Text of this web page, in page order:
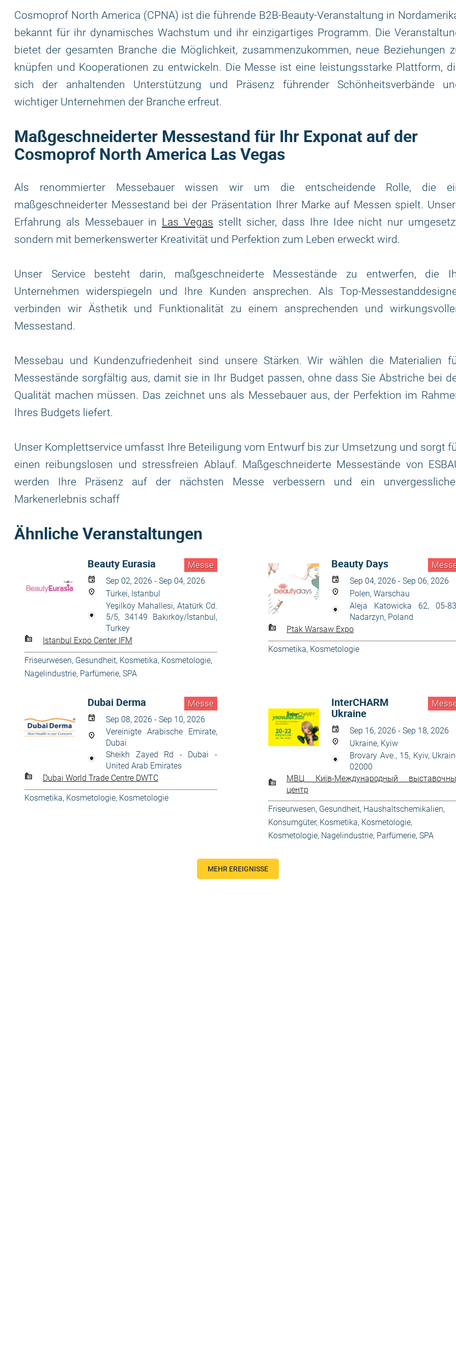
Cosmoprof North America (CPNA) ist die führende B2B-Beauty-Veranstaltung in
bekannt für ihr dynamisches Wachstum und ihr einzigartiges Programm. Die
bietet der gesamten Branche die Möglichkeit, zusammenzukommen, neue Beziehungen
knüpfen und Kooperationen zu entwickeln. Die Messe ist eine leistungsstarke Plattform,
sich der anhaltenden Unterstützung und Präsenz führender Schönheitsverbände
wichtiger Unternehmen der Branche erfreut.
Maßgeschneiderter Messestand für Ihr Exponat auf der
Cosmoprof North America Las Vegas
Als renommierter Messebauer wissen wir um die entscheidende Rolle, die
maßgeschneiderter Messestand bei der Präsentation Ihrer Marke auf Messen spielt.
Erfahrung als Messebauer in Las Vegas stellt sicher, dass Ihre Idee nicht nur
sondern mit bemerkenswerter Kreativität und Perfektion zum Leben erweckt wird.
Unser Service besteht darin, maßgeschneiderte Messestände zu entwerfen, die
Unternehmen widerspiegeln und Ihre Kunden ansprechen. Als Top-
verbinden wir Ästhetik und Funktionalität zu einem ansprechenden und
Messestand.
Messebau und Kundenzufriedenheit sind unsere Stärken. Wir wählen die Materialien
Messestände sorgfältig aus, damit sie in Ihr Budget passen, ohne dass Sie Abstriche bei
Qualität machen müssen. Das zeichnet uns als Messebauer aus, der Perfektion im
Ihres Budgets liefert.
Unser Komplettservice umfasst Ihre Beteiligung vom Entwurf bis zur Umsetzung und sorgt
einen reibungslosen und stressfreien Ablauf. Maßgeschneiderte Messestände von
werden Ihre Präsenz auf der nächsten Messe verbessern und ein
Markenerlebnis schaff
Ähnliche Veranstaltungen
Messe
Beauty Eurasia
Sep 02, 2026 - Sep 04, 2026
Türkei, Istanbul
Yeşilköy Mahallesi, Atatürk Cd.
5/5, 34149 Bakırköy/İstanbul,
Turkey
Istanbul Expo Center IFM
Friseurwesen, Gesundheit, Kosmetika, Kosmetologie,
Nagelindustrie, Parfümerie, SPA
Beauty Days
Sep 04, 2026 - Sep 06, 2026
Polen, Warschau
Aleja Katowicka 62, 05-
Nadarzyn, Poland
Ptak Warsaw Expo
Kosmetika, Kosmetologie
Messe
Dubai Derma
Sep 08, 2026 - Sep 10, 2026
Vereinigte Arabische Emirate,
Dubai
Sheikh Zayed Rd - Dubai -
United Arab Emirates
Dubai World Trade Centre DWTC
Kosmetika, Kosmetologie, Kosmetologie
InterCHARM
Ukraine
Sep 16, 2026 - Sep 18, 2026
Ukraine, Kyiw
Brovary Ave., 15, Kyiv,
02000
МВЦ Київ-Международный
центр
Friseurwesen, Gesundheit, Haushaltschemikalien,
Konsumgüter, Kosmetika, Kosmetologie,
Kosmetologie, Nagelindustrie, Parfümerie, SPA
MEHR EREIGNISSE